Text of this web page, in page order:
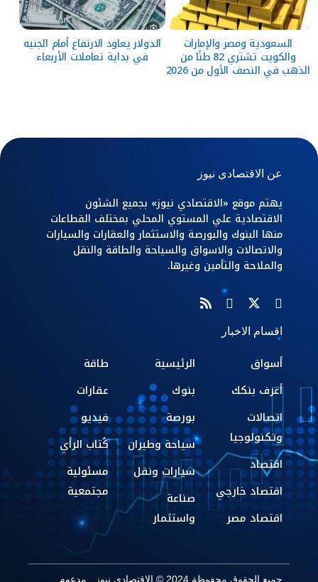
السعودية ومصر والإمارات
والكويت تشتري 82 طنًا من
الذهب في النصف الأول من 2026
الدولار يعاود الارتفاع أمام الجنيه
في بداية تعاملات الأربعاء
عن الاقتصادي نيوز
يهتم موقع «الاقتصادي نيوز» بجميع الشئون
الاقتصادية علي المستوي المحلي بمختلف القطاعات
منها البنوك والبورصة والاستثمار والعقارات والسيارات
والاتصالات والاسواق والسياحة والطاقة والنقل
والملاحة والتأمين وغيرها.
اقسام الاخبار
أسواق
أعرف بنكك
اتصالات
وتكنولوجيا
اقتصاد
اقتصاد خارجي
اقتصاد مصر
الرئيسية
بنوك
بورصة
سياحة وطيران
سيارات ونقل
صناعة
واستثمار
طاقة
عقارات
فيديو
كُتاب الرأي
مسئولية
مجتمعية
جميع الحقوق محفوظة 2024 © الاقتصادي نيوز . مدعوم